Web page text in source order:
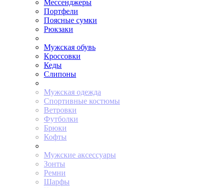
Мессенджеры
Портфели
Поясные сумки
Рюкзаки
Мужская обувь
Кроссовки
Кеды
Слипоны
Мужская одежда
Спортивные костюмы
Ветровки
Футболки
Брюки
Кофты
Мужские аксессуары
Зонты
Ремни
Шарфы